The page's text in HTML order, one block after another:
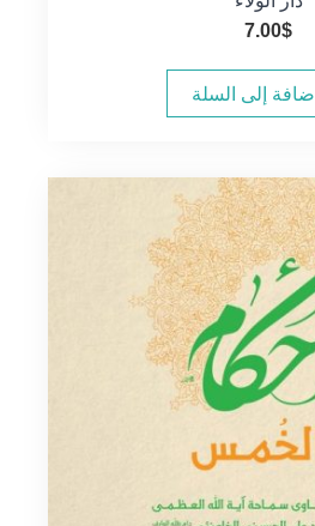
7.00$
إضافة إلى السلة